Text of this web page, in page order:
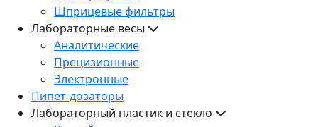
Шприцевые фильтры
Лабораторные весы
Аналитические
Прецизионные
Электронные
Пипет-дозаторы
Лабораторный пластик и стекло